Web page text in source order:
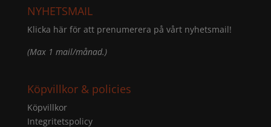
NYHETSMAIL
Klicka här för att prenumerera på vårt nyhetsmail!
(Max 1 mail/månad.)
Köpvillkor & policies
Köpvillkor
Integritetspolicy